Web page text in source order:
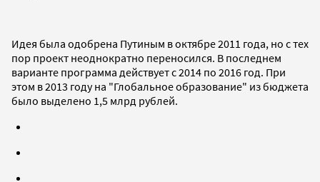
Идея была одобрена Путиным в октябре 2011 года, но с тех
пор проект неоднократно переносился. В последнем
варианте программа действует с 2014 по 2016 год. При
этом в 2013 году на "Глобальное образование" из бюджета
было выделено 1,5 млрд рублей.